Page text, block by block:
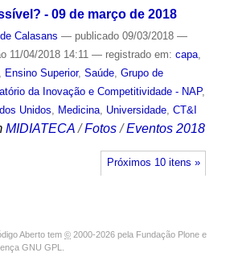
- 09 de março de 2018
Calasans — publicado09/03/2018 —
11/04/2018 14:11 — registrado em: capa,
, Ensino Superior, Saúde, Grupo de
da Inovação e Competitividade - NAP,
Unidos, Medicina, Universidade, CT&I
MIDIATECA /Fotos /Eventos 2018
Próximos 10 itens »
Aberto tem © 2000-2026 pela Fundação Plone e
GNU GPL